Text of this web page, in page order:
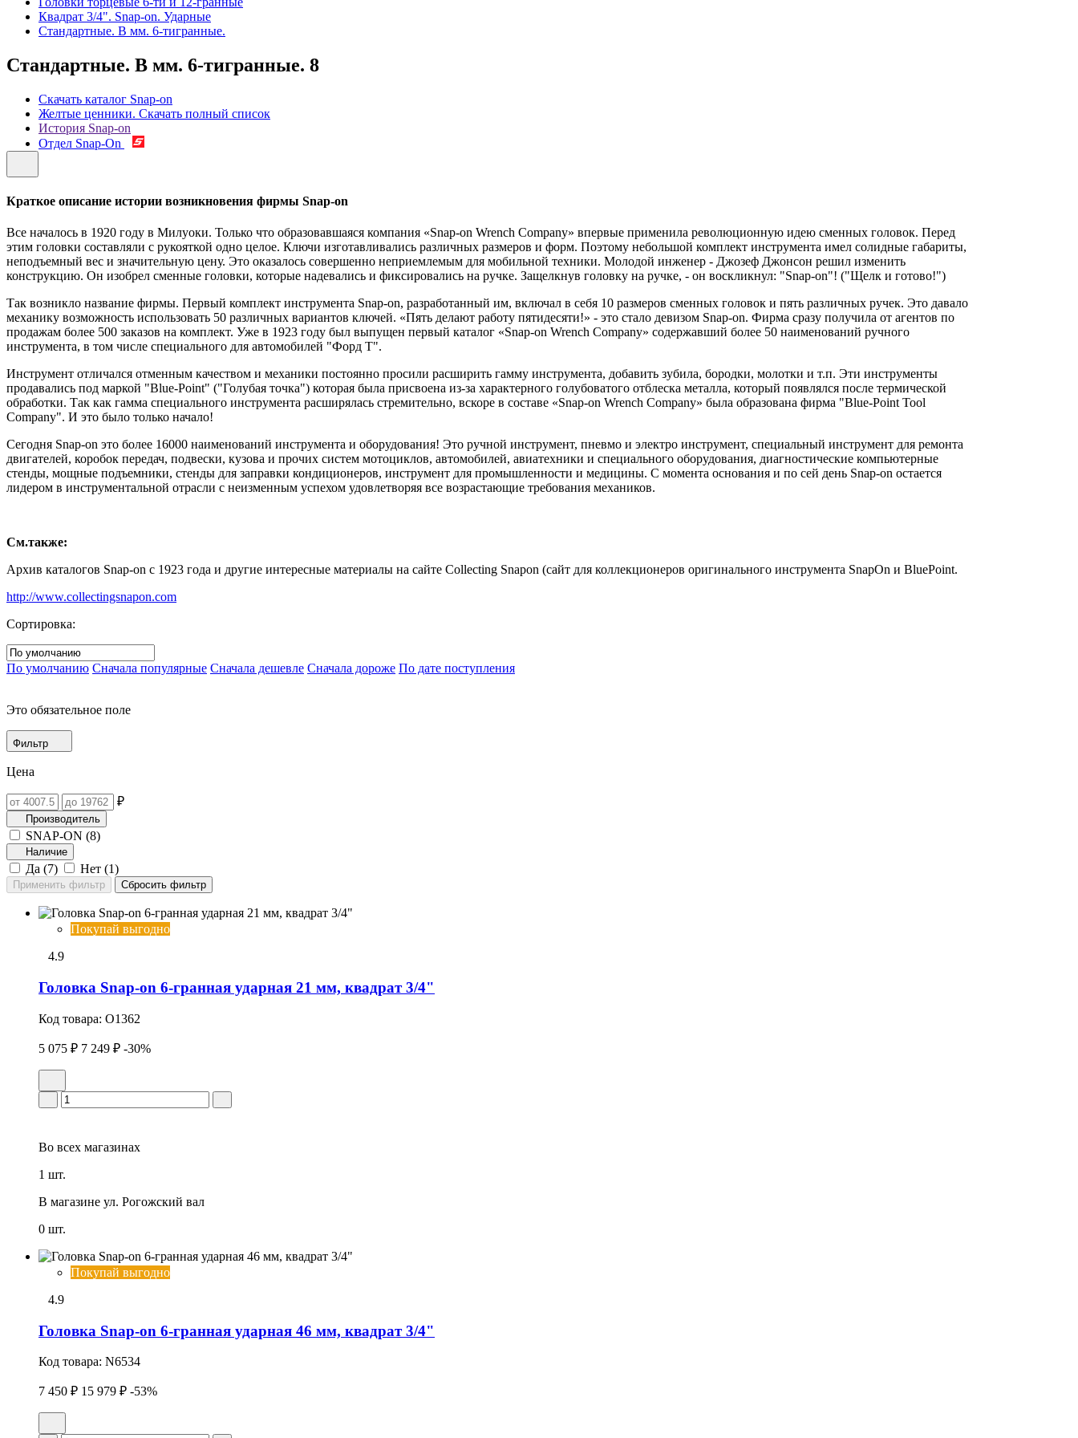
Квадрат 3/4". Snap-on. Ударные
Стандартные. В мм. 6-тигранные.
Стандартные. В мм. 6-тигранные. 8
Скачать каталог Snap-on
Желтые ценники. Скачать полный список
История Snap-on
Отдел Snap-On
Краткое описание истории возникновения фирмы Snap-on
Все началось в 1920 году в Милуоки. Только что образовавшаяся компания «Snap-on Wrench Company» впервые применила революционную идею сменных головок. Перед
этим головки составляли с рукояткой одно целое. Ключи изготавливались различных размеров и форм. Поэтому небольшой комплект инструмента имел солидные габариты,
неподъемный вес и значительную цену. Это оказалось совершенно неприемлемым для мобильной техники. Молодой инженер - Джозеф Джонсон решил изменить
конструкцию. Он изобрел сменные головки, которые надевались и фиксировались на ручке. Защелкнув головку на ручке, - он воскликнул: "Snap-on"! ("Щелк и готово!")
Так возникло название фирмы. Первый комплект инструмента Snap-on, разработанный им, включал в себя 10 размеров сменных головок и пять различных ручек. Это давало
механику возможность использовать 50 различных вариантов ключей. «Пять делают работу пятидесяти!» - это стало девизом Snap-on. Фирма сразу получила от агентов по
продажам более 500 заказов на комплект. Уже в 1923 году был выпущен первый каталог «Snap-on Wrench Company» содержавший более 50 наименований ручного
инструмента, в том числе специального для автомобилей "Форд Т".
Инструмент отличался отменным качеством и механики постоянно просили расширить гамму инструмента, добавить зубила, бородки, молотки и т.п. Эти инструменты
продавались под маркой "Blue-Point" ("Голубая точка") которая была присвоена из-за характерного голубоватого отблеска металла, который появлялся после термической
обработки. Так как гамма специального инструмента расширялась стремительно, вскоре в составе «Snap-on Wrench Company» была образована фирма "Blue-Point Tool
Company". И это было только начало!
Сегодня Snap-on это более 16000 наименований инструмента и оборудования! Это ручной инструмент, пневмо и электро инструмент, специальный инструмент для ремонта
двигателей, коробок передач, подвески, кузова и прочих систем мотоциклов, автомобилей, авиатехники и специального оборудования, диагностические компьютерные
стенды, мощные подъемники, стенды для заправки кондиционеров, инструмент для промышленности и медицины. С момента основания и по сей день Snap-on остается
лидером в инструментальной отрасли с неизменным успехом удовлетворяя все возрастающие требования механиков.
См.также:
Архив каталогов Snap-on с 1923 года и другие интересные материалы на сайте Collecting Snapon (сайт для коллекционеров оригинального инструмента SnapOn и BluePoint.
http://www.collectingsnapon.com
Сортировка:
По умолчанию Сначала популярные Сначала дешевле Сначала дороже По дате поступления
Это обязательное поле
Фильтр
Цена
₽
Производитель
SNAP-ON (8)
Наличие
Да (7) Нет (1)
Покупай выгодно
4.9
Головка Snap-on 6-гранная ударная 21 мм, квадрат 3/4"
Код товара: O1362
5 075 ₽ 7 249 ₽ -30%
Во всех магазинах
1 шт.
В магазине ул. Рогожский вал
0 шт.
Покупай выгодно
4.9
Головка Snap-on 6-гранная ударная 46 мм, квадрат 3/4"
Код товара: N6534
7 450 ₽ 15 979 ₽ -53%